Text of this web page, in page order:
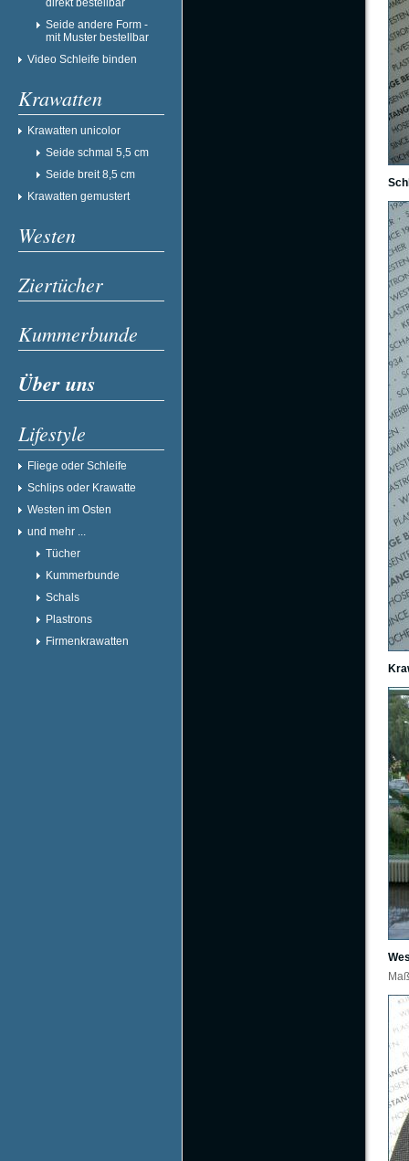
direkt bestellbar
Seide andere Form -
mit Muster bestellbar
Video Schleife binden
Krawatten
Krawatten unicolor
Seide schmal 5,5 cm
Seide breit 8,5 cm
Krawatten gemustert
Westen
Ziertücher
Kummerbunde
Über uns
Lifestyle
Fliege oder Schleife
Schlips oder Krawatte
Westen im Osten
und mehr ...
Tücher
Kummerbunde
Schals
Plastrons
Firmenkrawatten